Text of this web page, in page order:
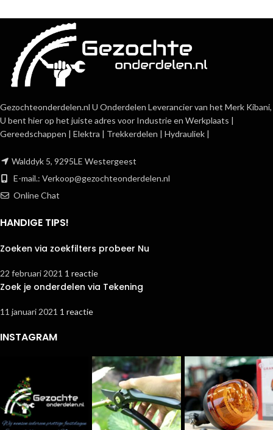
Gezochteonderdelen.nl U Onderdelen Leverancier van het Merk Kibani,
U bent hier op het juiste adres voor Industrie en Werkplaats |
Gereedschappen | Elektra | Trekkerdelen | Hydrauliek |
Walddyk 5, 9295LE Westergeest
E-mail.: Verkoop@gezochteonderdelen.nl
Online Chat
HANDIGE TIPS!
Zoeken via zoekfilters probeer Nu
22 februari 2021 1 reactie
Zoek je onderdelen via Tekening
11 januari 2021 1 reactie
INSTAGRAM